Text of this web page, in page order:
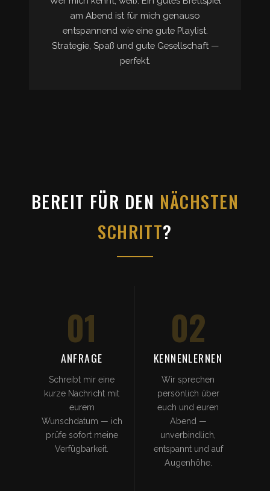
am Abend ist für mich genauso
entspannend wie eine gute Playlist.
Strategie, Spaß und gute Gesellschaft —
perfekt.
BEREIT FÜR DEN NÄCHSTEN
SCHRITT?
01
ANFRAGE
Schreibt mir eine
kurze Nachricht mit
eurem
Wunschdatum — ich
prüfe sofort meine
Verfügbarkeit.
02
KENNENLERNEN
Wir sprechen
persönlich über
euch und euren
Abend —
unverbindlich,
entspannt und auf
Augenhöhe.